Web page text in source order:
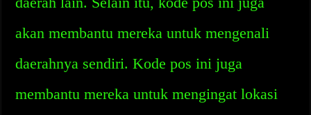
akan membantu mereka untuk mengenali
daerahnya sendiri. Kode pos ini juga
membantu mereka untuk mengingat lokasi